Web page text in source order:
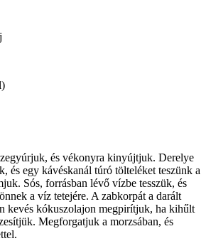
és vékonyra kinyújtjuk. Derelye
és egy kávéskanál túró tölteléket teszünk a
Sós, forrásban lévő vízbe tesszük, és
a víz tetejére. A zabkorpát a darált
kevés kókuszolajon megpirítjuk, ha kihűlt
Megforgatjuk a morzsában, és